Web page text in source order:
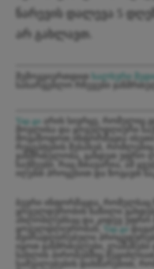
ნარევის დალევა 5
არ გახლავთ.
შემოგვიერთდით ხალხური
Vap.ge
არის სივრცე, რომელიც
მოვლისა და ყოველდღიური
მოგაწოდოთ ინფორმაცია
რეცეპტების შესახებ,
ჯანმრთელობა, გახდეთ უფრო
საქმეები. რაც მთავარია, ამ
იღებთ პროცესით და ზოგავთ
ბევრი ინფორმაცია, რომელსაც
ყოველდურობის ნაწილი
ახლობლებსაც და კიდევ უფრო
ყოველდღიურობას.
Vap.ge
ძვირადღირებული
იყოთ ჯანმრთელები, ლამაზები
სახლის პირობებშიც
საშუალებების დახმარებით,